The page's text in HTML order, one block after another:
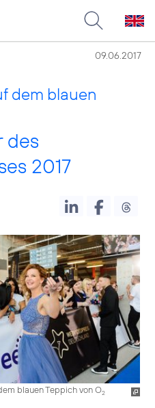
09.06.2017
dem blauen
des
2017
blauen Teppich von O2